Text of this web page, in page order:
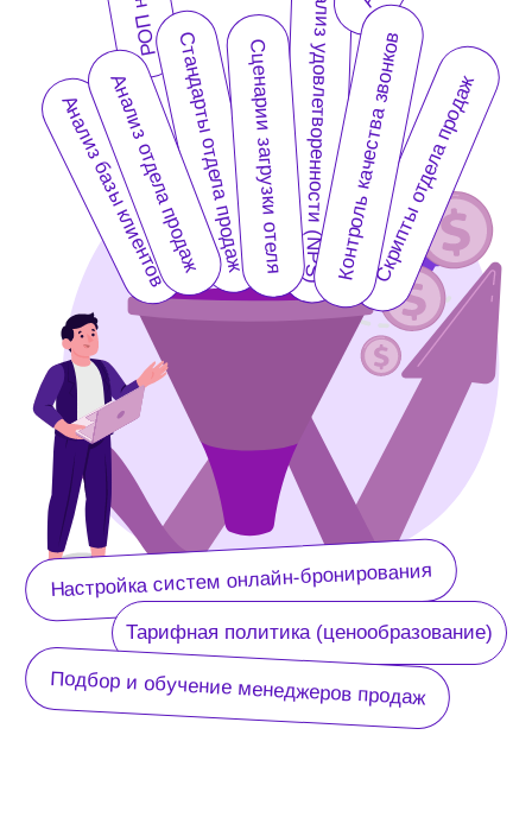
Настройка систем онлайн-бронирования
Тарифная политика (ценообразование)
Подбор и обучение менеджеров продаж
Наиболее
востребованные
услуги
Подбор и адаптация
персонала ОП
качества звонков
продаж
Внедрение
и настройка CRM
Тарифная политика Стандарты продаж